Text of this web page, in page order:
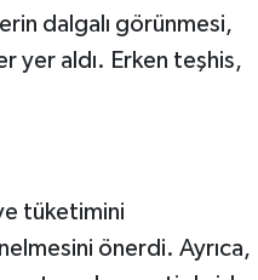
dalgalı görünmesi,
yer aldı. Erken teşhis,
tüketimini
önerdi. Ayrıca,